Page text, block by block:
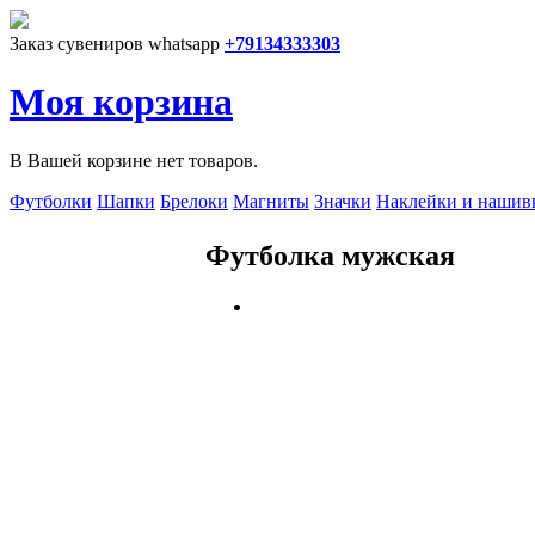
Перейти к основному содержанию
Заказ сувениров whatsapp +79134333303
Моя корзина
В Вашей корзине нет товаров.
Футболки Шапки Брелоки Магниты Значки Наклейки и
Футболка мужская